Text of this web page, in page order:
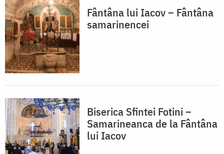
Fântâna lui Iacov – Fântâna
samarinencei
Biserica Sfintei Fotini –
Samarineanca de la Fântâna
lui Iacov